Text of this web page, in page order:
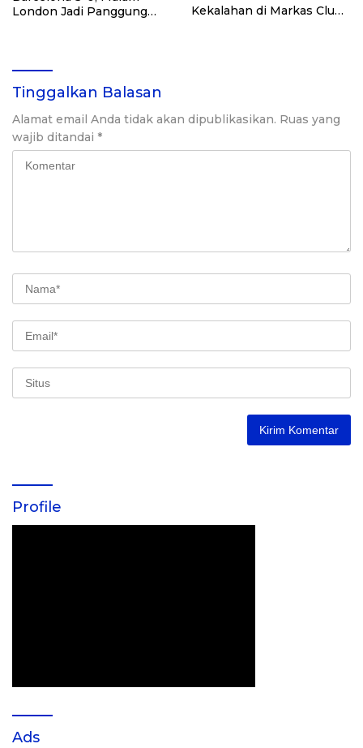
London Jadi Panggung
Kekalahan di Markas Club
Tinggalkan Balasan
Alamat email Anda tidak akan dipublikasikan. Ruas yang
wajib ditandai *
Profile
Ads